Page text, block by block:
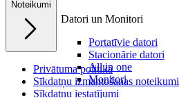
Datori un Monitori
Portatīvie datori
Stacionārie datori
All in one
Monitori
Noteikumi
Privātuma politika
Sīkdatņu izmantošanas noteikumi
Sīkdatņu iestatījumi